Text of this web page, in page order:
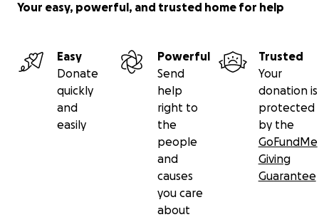
Your easy, powerful, and trusted home for help
Easy
Donate
quickly
and
easily
Powerful
Send
help
right to
the
people
and
causes
you care
about
Trusted
Your
donation is
protected
by the
GoFundMe
Giving
Guarantee